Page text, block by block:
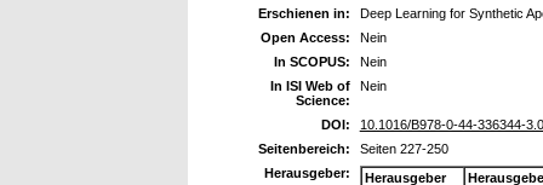
Erschienen in:
Deep Learning for Synthetic
Open Access:
Nein
In SCOPUS:
Nein
In ISI Web of
Science:
Nein
DOI:
10.1016/B978-0-44-336344-
Seitenbereich:
Seiten 227-250
Herausgeber:
Herausgeber